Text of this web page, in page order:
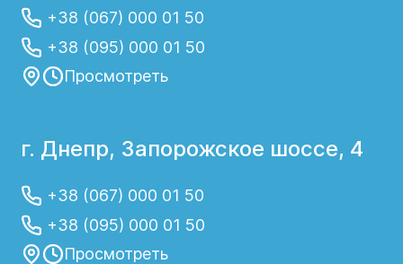
+38 (067) 000 01 50
+38 (095) 000 01 50
Просмотреть
г. Днепр, Запорожское шоссе, 4
+38 (067) 000 01 50
+38 (095) 000 01 50
Просмотреть